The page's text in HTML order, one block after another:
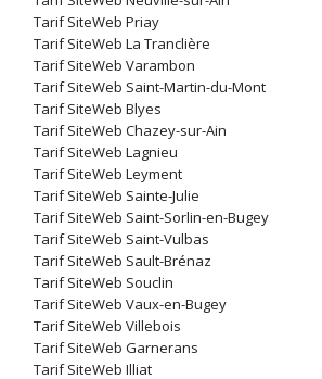
Tarif SiteWeb Priay
Tarif SiteWeb La Tranclière
Tarif SiteWeb Varambon
Tarif SiteWeb Saint-Martin-du-Mont
Tarif SiteWeb Blyes
Tarif SiteWeb Chazey-sur-Ain
Tarif SiteWeb Lagnieu
Tarif SiteWeb Leyment
Tarif SiteWeb Sainte-Julie
Tarif SiteWeb Saint-Sorlin-en-Bugey
Tarif SiteWeb Saint-Vulbas
Tarif SiteWeb Sault-Brénaz
Tarif SiteWeb Souclin
Tarif SiteWeb Vaux-en-Bugey
Tarif SiteWeb Villebois
Tarif SiteWeb Garnerans
Tarif SiteWeb Illiat